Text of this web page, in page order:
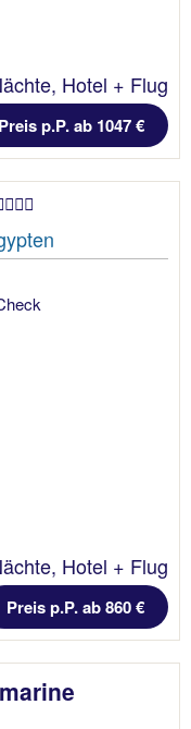
Hotel + Flug
Preis p.P. ab 1047 €
Hotel + Flug
Preis p.P. ab 860 €